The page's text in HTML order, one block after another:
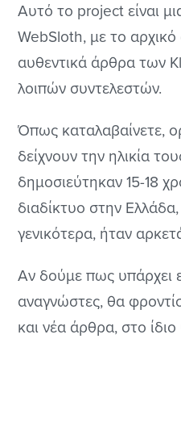
Αυτό το project είναι
WebSloth, με το
αυθεντικά άρθρα των
λοιπών συντελεστών.
Όπως καταλαβαίνετε,
δείχνουν την ηλικία
δημοσιεύτηκαν 15-18
διαδίκτυο στην
γενικότερα, ήταν
Αν δούμε πως υπάρχει
αναγνώστες, θα
και νέα άρθρα, στο